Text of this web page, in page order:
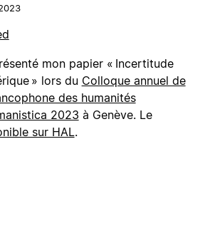
mon papier « Incertitude
» lors du Colloque annuel de
des humanités
2023 à Genève. Le
sur HAL.